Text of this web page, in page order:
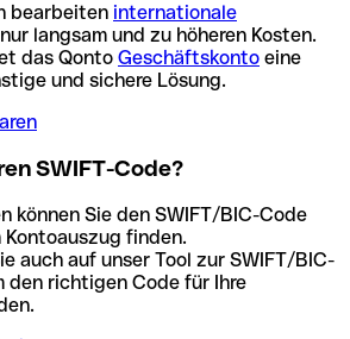
bearbeiten internationale
langsam und zu höheren Kosten.
das Qonto Geschäftskonto eine
und sichere Lösung.
SWIFT-Code?
können Sie den SWIFT/BIC-Code
Kontoauszug finden.
auch auf unser Tool zur SWIFT/BIC-
den richtigen Code für Ihre